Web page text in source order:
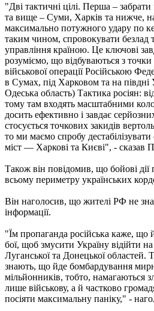
"Дві тактичні цілі. Перша – забрати
та вище – Суми, Харків та нижче,
максимально потужного удару по
таким чином, спровокувати безлад
управління країною. Це ключові
розуміємо, що відбуваються з
військової операції Російською
в Сумах, під Харковом та на півдні
Одеська область) Тактика росіян:
тому там входять масштабними
досить ефективно і завдає
стосується точкових закидів
то ми маємо спробу
міст — Харкові та Києві", - сказав
Також він повідомив, що бойові
всьому периметру українських
Він наголосив, що жителі РФ не
інформації.
"Їм пропаганда російська каже, що
бої, щоб змусити Україну відійти
Луганської та Донецької областей.
знають, що йде бомбардування
мільйонників, тобто, намагаються
лише військову, а й частково
посіяти максимальну паніку," -